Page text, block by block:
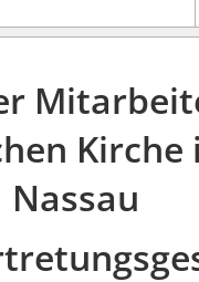
Kirche
Nassau